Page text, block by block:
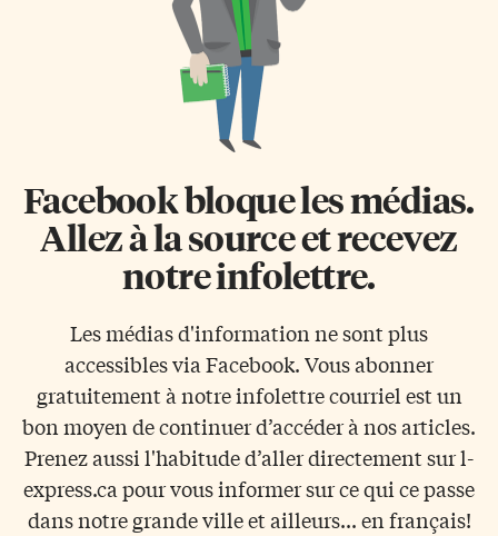
Facebook bloque les médias.
Allez à la source et recevez
notre infolettre.
Les médias d'information ne sont plus
accessibles via Facebook. Vous abonner
gratuitement à notre infolettre courriel est un
bon moyen de continuer d’accéder à nos articles.
Prenez aussi l'habitude d’aller directement sur l-
express.ca pour vous informer sur ce qui ce passe
dans notre grande ville et ailleurs... en français!